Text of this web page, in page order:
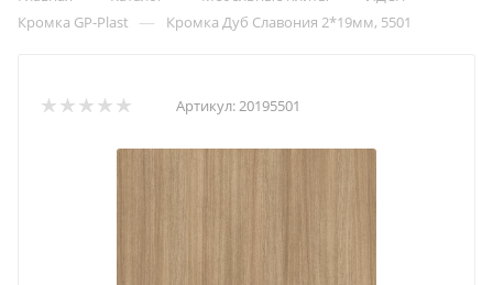
Кромка GP-Plast — Кромка Дуб Славония 2*19мм, 5501
Артикул:20195501